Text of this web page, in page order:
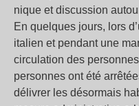
nique et discussion
En quelques jours, lors
italien et pendant une
circulation des
personnes ont été
délivrer les désormais